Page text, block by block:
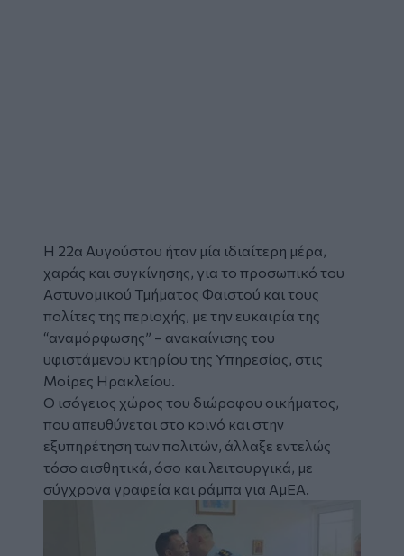
Η 22α Αυγούστου ήταν μία ιδιαίτερη μέρα,
χαράς και συγκίνησης, για το προσωπικό του
Αστυνομικού Τμήματος Φαιστού και τους
πολίτες της περιοχής, με την ευκαιρία της
“αναμόρφωσης” – ανακαίνισης του
υφιστάμενου κτηρίου της Υπηρεσίας, στις
Μοίρες Ηρακλείου.
Ο ισόγειος χώρος του διώροφου οικήματος,
που απευθύνεται στο κοινό και στην
εξυπηρέτηση των πολιτών, άλλαξε εντελώς
τόσο αισθητικά, όσο και λειτουργικά, με
σύγχρονα γραφεία και ράμπα για ΑμΕΑ.